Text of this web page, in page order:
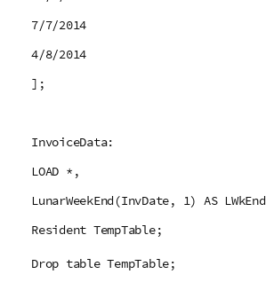
7/7/2014
4/8/2014
];
InvoiceData:
LOAD *,
LunarWeekEnd(InvDate, 1) AS LWkEnd
Resident TempTable;
Drop table TempTable;